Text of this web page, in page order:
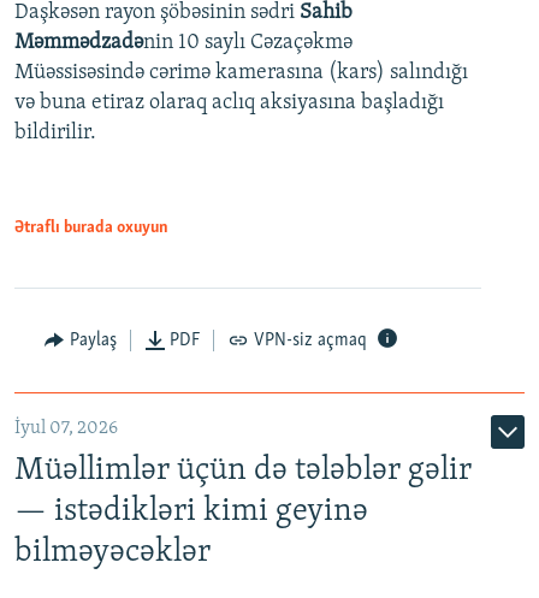
Auto 240p 360p
720p 1080p
720p
1080p
Daşkəsən rayon şöbəsinin sədri Sahib
Məmmədzadənin 10 saylı Cəzaçəkmə
Müəssisəsində cərimə kamerasına (kars) salındığı
və buna etiraz olaraq aclıq aksiyasına başladığı
bildirilir.
Ətraflı burada oxuyun
Paylaş PDF VPN-siz açmaq
İyul 07, 2026
Müəllimlər üçün də tələblər gəlir
— istədikləri kimi geyinə
bilməyəcəklər